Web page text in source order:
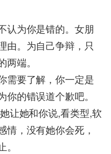
认为你是错的。女朋
由。为自己争辩，只
端。
需要了解，你一定是
的错误道个歉吧。
让她和你说,看类型,软
情，没有她你会死，